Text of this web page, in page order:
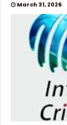
March 31, 2026